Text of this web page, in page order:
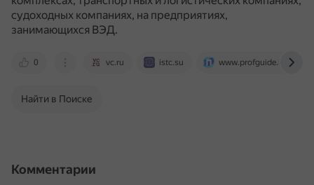
судоходных компаниях, на предприятиях,
занимающихся ВЭД.
0 vc.ru istc.su www.profguide.io
Найти в Поиске
Комментарии